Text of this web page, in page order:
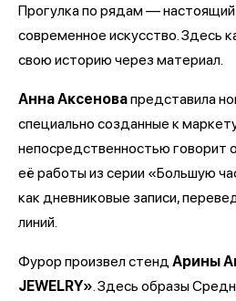
Прогулка по рядам — настоящий
современное искусство. Здесь
свою историю через материал.
Анна Аксеновапредставила
специально созданные к
непосредственностью говорит
её работы из серии «Большую
как дневниковые записи,
линий.
Фурор произвел стендАрины
JEWELRY». Здесь образы